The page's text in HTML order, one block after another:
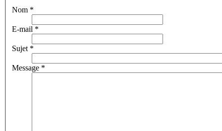
Nom *
E-mail *
Sujet *
Message *